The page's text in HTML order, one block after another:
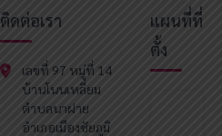
ติดต่อเรา
เลขที่ 97 หมู่ที่ 14
บ้านโนนเหลี่ยม
ตำบลนาฝาย
อำเภอเมืองชัยภูมิ
แผนที่ที่
ตั้ง